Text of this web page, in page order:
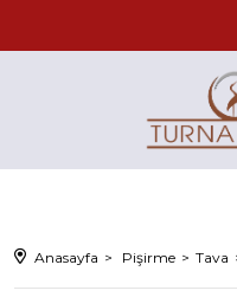
Anasayfa Pişirme Tava